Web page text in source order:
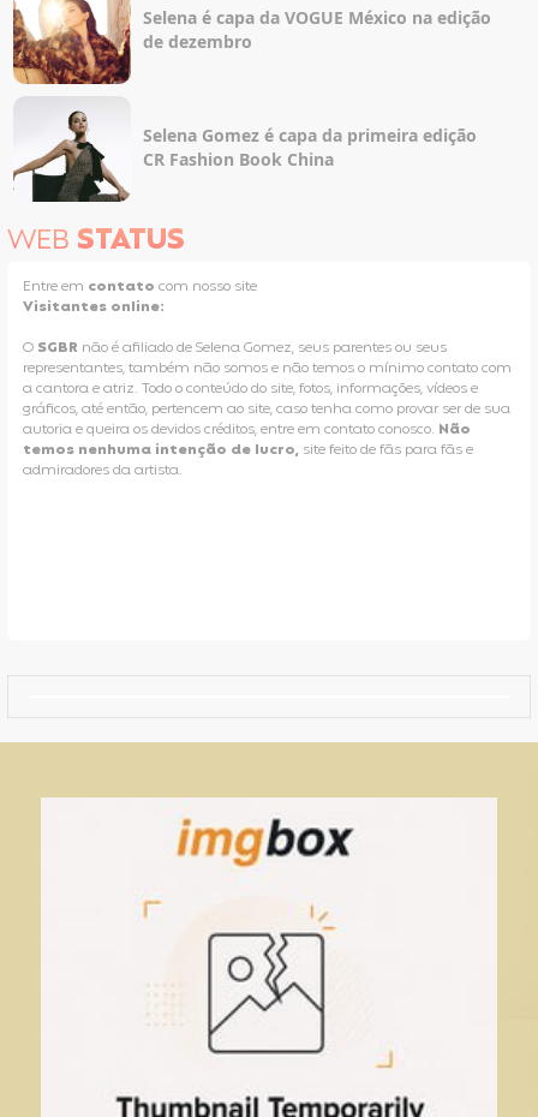
Selena é capa da VOGUE México na edição
de dezembro
Selena Gomez é capa da primeira edição
CR Fashion Book China
WEB STATUS
Entre em contato com nosso site
Visitantes online:
O SGBR não é afiliado de Selena Gomez, seus parentes ou seus
representantes, também não somos e não temos o mínimo contato com
a cantora e atriz. Todo o conteúdo do site, fotos, informações, vídeos e
gráficos, até então, pertencem ao site, caso tenha como provar ser de sua
autoria e queira os devidos créditos, entre em contato conosco. Não
temos nenhuma intenção de lucro, site feito de fãs para fãs e
admiradores da artista.